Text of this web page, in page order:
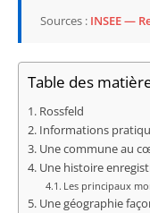
Sources : INSEE —
Table des
Rossfeld
Informations
Une commune au
Une histoire
Les principaux
Une géographie